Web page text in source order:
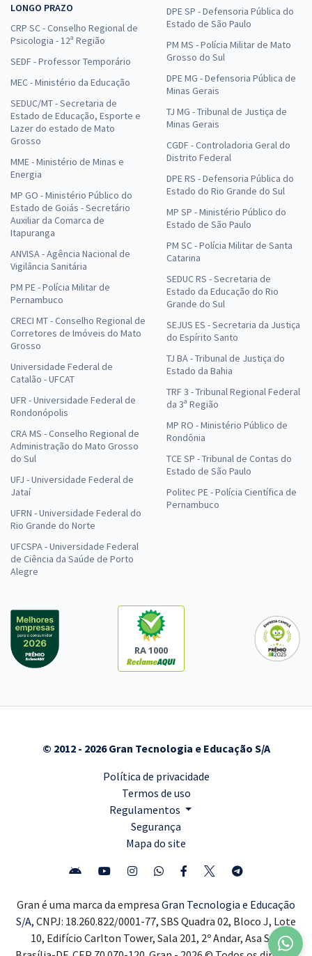
LONGO PRAZO
CRP SC - Conselho Regional de
Psicologia - 12ª Região
SEDF - Professor Temporário
MEC - Ministério da Educação
SEDUC/MT - Secretaria de
Estado de Educação, Esporte e
Lazer do estado de Mato
Grosso
MME - Ministério de Minas e
Energia
MP GO - Ministério Público do
Estado de Goiás - Secretário
Auxiliar da Comarca de
Itapuranga
ANVISA - Agência Nacional de
Vigilância Sanitária
PM PE - Polícia Militar de
Pernambuco
CRECI MT - Conselho Regional de
Corretores de Imóveis do Mato
Grosso
Universidade Federal de
Catalão - UFCAT
UFR - Universidade Federal de
Rondonópolis
CRA MS - Conselho Regional de
Administração do Mato Grosso
do Sul
UFJ - Universidade Federal de
Jataí
UFRN - Universidade Federal do
Rio Grande do Norte
UFCSPA - Universidade Federal
de Ciência da Saúde de Porto
Alegre
DPE SP - Defensoria Pública do
Estado de São Paulo
PM MS - Polícia Militar de Mato
Grosso do Sul
DPE MG - Defensoria Pública de
Minas Gerais
TJ MG - Tribunal de Justiça de
Minas Gerais
CGDF - Controladoria Geral do
Distrito Federal
DPE RS - Defensoria Pública do
Estado do Rio Grande do Sul
MP SP - Ministério Público do
Estado de São Paulo
PM SC - Polícia Militar de Santa
Catarina
SEDUC RS - Secretaria de
Estado da Educação do Rio
Grande do Sul
SEJUS ES - Secretaria da Justiça
do Espírito Santo
TJ BA - Tribunal de Justiça do
Estado da Bahia
TRF 3 - Tribunal Regional Federal
da 3ª Região
MP RO - Ministério Público de
Rondônia
TCE SP - Tribunal de Contas do
Estado de São Paulo
Politec PE - Polícia Científica de
Pernambuco
RA 1000
© 2012 - 2026 Gran Tecnologia e Educação S/A
Política de privacidade
Termos de uso
Regulamentos
Segurança
Mapa do site
Gran é uma marca da empresa Gran Tecnologia e Educação
S/A, CNPJ: 18.260.822/0001-77, SBS Quadra 02, Bloco J, Lote
10, Edifício Carlton Tower, Sala 201, 2º Andar, Asa Sul,